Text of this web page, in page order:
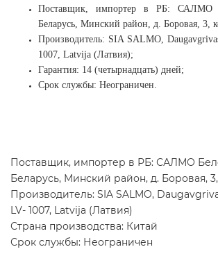
Поставщик, импортер в РБ:
Беларусь, Минский район, д. Боровая, 3,
Производитель: SIA SALMO,
1007, Latvija (Латвия);
Гарантия: 14 (четырнадцать) дней;
Срок службы: Неограничен.
Поставщик, импортер в РБ: САЛМО
Беларусь, Минский район, д. Боровая,
Производитель: SIA SALMO,
LV- 1007, Latvija (Латвия)
Страна производства: Китай
Срок службы: Неограничен